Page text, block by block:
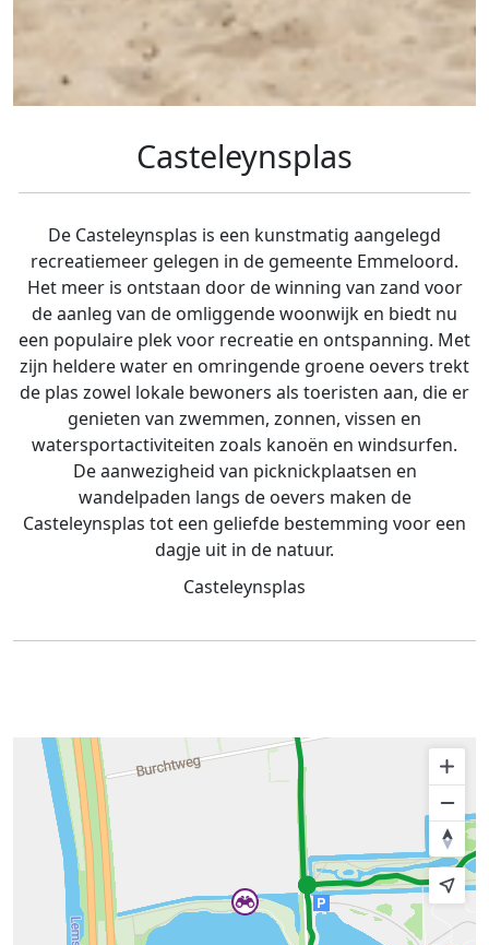
Casteleynsplas
De Casteleynsplas is een kunstmatig aangelegd
recreatiemeer gelegen in de gemeente Emmeloord.
Het meer is ontstaan door de winning van zand voor
de aanleg van de omliggende woonwijk en biedt nu
een populaire plek voor recreatie en ontspanning. Met
zijn heldere water en omringende groene oevers trekt
de plas zowel lokale bewoners als toeristen aan, die er
genieten van zwemmen, zonnen, vissen en
watersportactiviteiten zoals kanoën en windsurfen.
De aanwezigheid van picknickplaatsen en
wandelpaden langs de oevers maken de
Casteleynsplas tot een geliefde bestemming voor een
dagje uit in de natuur.
Casteleynsplas